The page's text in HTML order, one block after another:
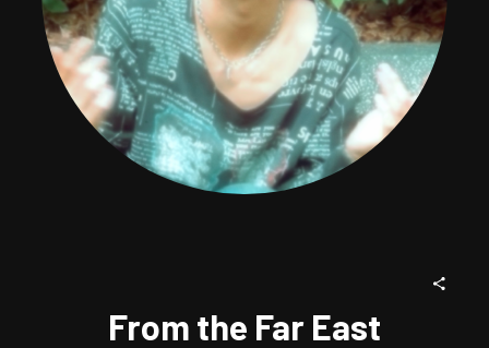
From the Far East